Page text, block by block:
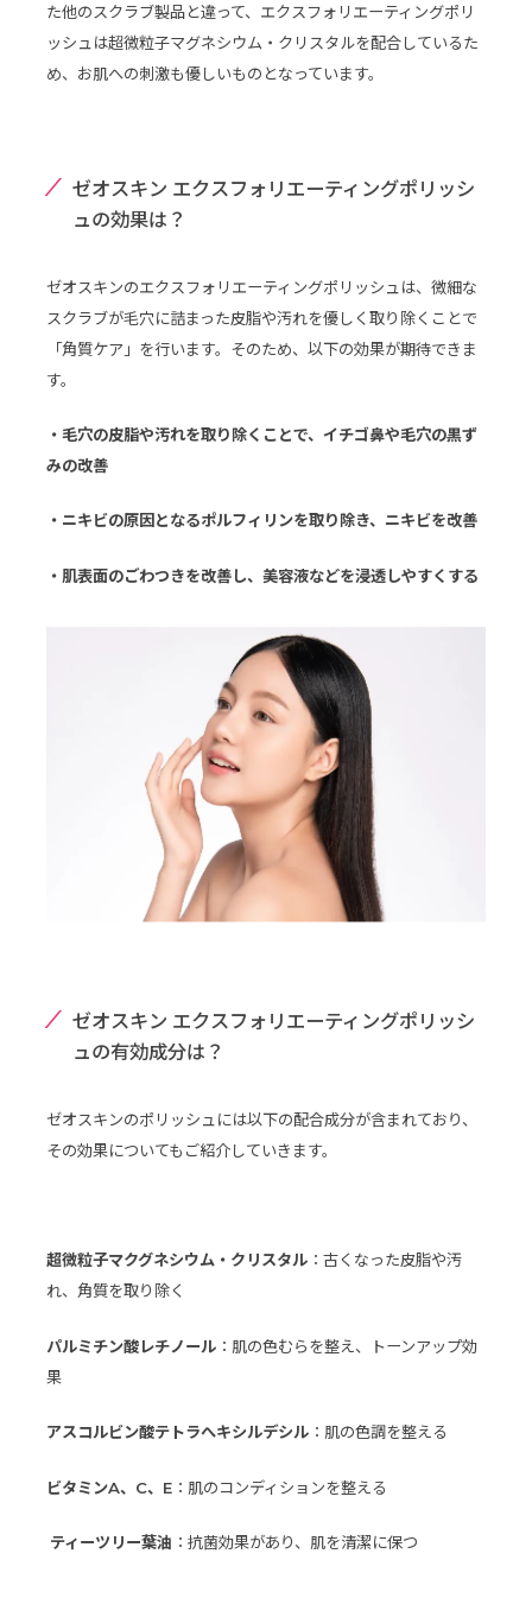
た他のスクラブ製品と違って、エクスフォリエーティングポリ
ッシュは超微粒子マグネシウム・クリスタルを配合しているた
め、お肌への刺激も優しいものとなっています。
ゼオスキン エクスフォリエーティングポリッシ
ュの効果は？
ゼオスキンのエクスフォリエーティングポリッシュは、微細な
スクラブが毛穴に詰まった皮脂や汚れを優しく取り除くことで
「角質ケア」を行います。そのため、以下の効果が期待できま
す。
・毛穴の皮脂や汚れを取り除くことで、イチゴ鼻や毛穴の黒ず
みの改善
・ニキビの原因となるポルフィリンを取り除き、ニキビを改善
・肌表面のごわつきを改善し、美容液などを浸透しやすくする
ゼオスキン エクスフォリエーティングポリッシ
ュの有効成分は？
ゼオスキンのポリッシュには以下の配合成分が含まれており、
その効果についてもご紹介していきます。
超微粒子マクグネシウム・クリスタル：古くなった皮脂や汚
れ、角質を取り除く
パルミチン酸レチノール：肌の色むらを整え、トーンアップ効
果
アスコルビン酸テトラへキシルデシル：肌の色調を整える
ビタミンA、C、E：肌のコンディションを整える
ティーツリー葉油 ：抗菌効果があり、肌を清潔に保つ